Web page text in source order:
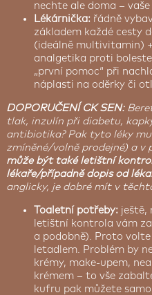
nechte ale doma –
Lékárnička: řádně
základem každé cesty
(ideálně multivitamin)
analgetika proti
„první pomoc“ při
náplasti na oděrky či
DOPORUČENÍ CK SEN:
tlak, inzulín při diabetu,
antibiotika? Pak tyto léky
zmíněné/volně prodejné) a v
může být také letištní
lékaře/případně dopis od
anglicky, je dobré mít v
Toaletní potřeby: ještě,
letištní kontrola vám
a podobně). Proto
letadlem. Problém by
krémy, make-upem,
krémem – to vše
kufru pak můžete